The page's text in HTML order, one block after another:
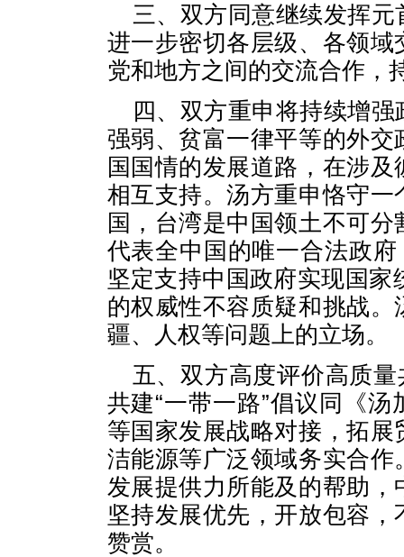
三、双方同意继续发挥
进一步密切各层级、各领
党和地方之间的交流合作，
四、双方重申将持续增
强弱、贫富一律平等的外
国国情的发展道路，在涉
相互支持。汤方重申恪守
国，台湾是中国领土不可
代表全中国的唯一合法政
坚定支持中国政府实现国
的权威性不容质疑和挑战
疆、人权等问题上的立场。
五、双方高度评价高质
共建“一带一路”倡议同《
等国家发展战略对接，拓
洁能源等广泛领域务实合
发展提供力所能及的帮助
坚持发展优先，开放包容
赞赏。